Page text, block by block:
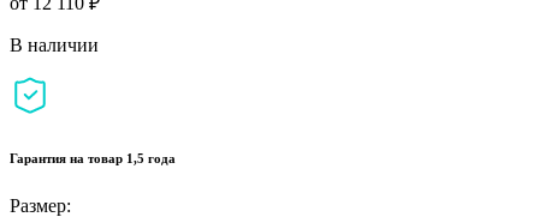
В наличии
Гарантия на товар 1,5 года
Размер: